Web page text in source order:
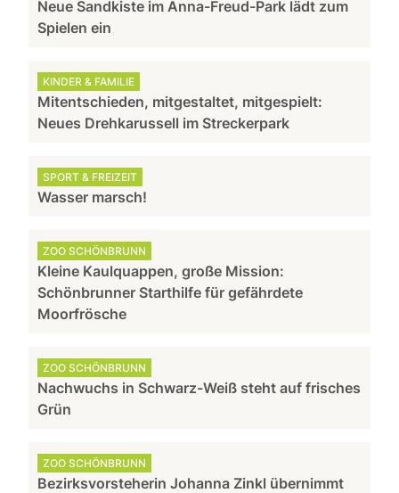
Neue Sandkiste im Anna-Freud-Park lädt zum
Spielen ein
KINDER & FAMILIE
Mitentschieden, mitgestaltet, mitgespielt:
Neues Drehkarussell im Streckerpark
SPORT & FREIZEIT
Wasser marsch!
ZOO SCHÖNBRUNN
Kleine Kaulquappen, große Mission:
Schönbrunner Starthilfe für gefährdete
Moorfrösche
ZOO SCHÖNBRUNN
Nachwuchs in Schwarz-Weiß steht auf frisches
Grün
ZOO SCHÖNBRUNN
Bezirksvorsteherin Johanna Zinkl übernimmt